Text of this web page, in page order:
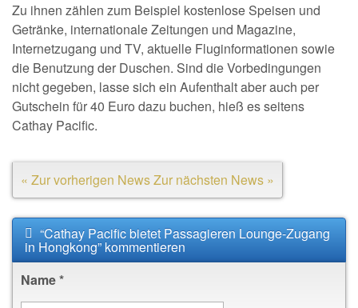
Zu ihnen zählen zum Beispiel kostenlose Speisen und
Getränke, internationale Zeitungen und Magazine,
Internetzugang und TV, aktuelle Fluginformationen sowie
die Benutzung der Duschen. Sind die Vorbedingungen
nicht gegeben, lasse sich ein Aufenthalt aber auch per
Gutschein für 40 Euro dazu buchen, hieß es seitens
Cathay Pacific.
« Zur vorherigen NewsZur nächsten News »
“Cathay Pacific bietet Passagieren Lounge-Zugang
in Hongkong” kommentieren
Name*